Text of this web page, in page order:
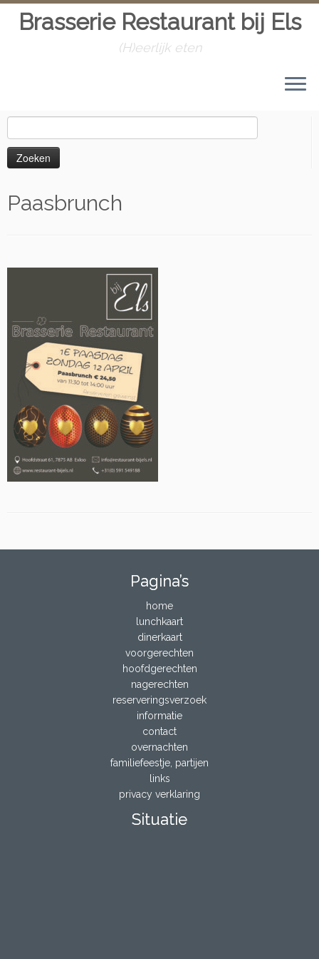
content
Brasserie Restaurant bij Els
(H)eerlijk eten
naar:
Paasbrunch
Pagina’s
home
lunchkaart
dinerkaart
voorgerechten
hoofdgerechten
nagerechten
reserveringsverzoek
informatie
contact
overnachten
familiefeestje, partijen
links
privacy verklaring
Situatie